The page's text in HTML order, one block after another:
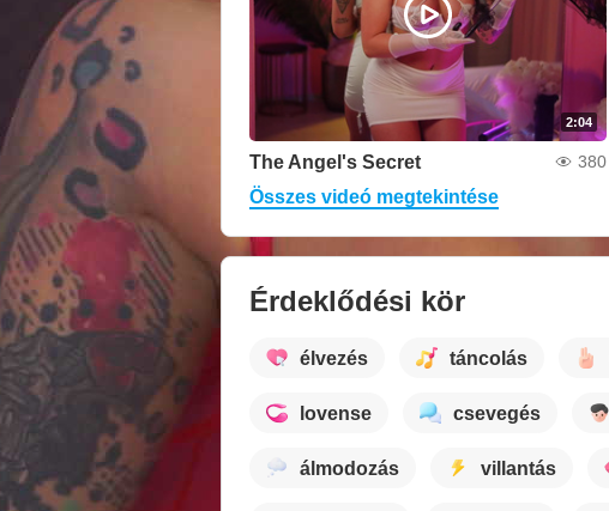
2:04
The Angel's Secret 380
Összes videó megtekintése
Érdeklődési kör
élvezés táncolás
lovense csevegés
álmodozás villantás